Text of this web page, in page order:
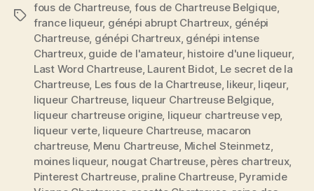
Étiquettes
fous de Chartreuse, fous de Chartreuse Belgique,
france liqueur, génépi abrupt Chartreux, génépi
Chartreuse, génépi Chartreux, génépi intense
Chartreux, guide de l'amateur, histoire d'une liqueur,
Last Word Chartreuse, Laurent Bidot, Le secret de la
Chartreuse, Les fous de la Chartreuse, likeur, liqeur,
liqueur Chartreuse, liqueur Chartreuse Belgique,
liqueur chartreuse origine, liqueur chartreuse vep,
liqueur verte, liqueure Chartreuse, macaron
chartreuse, Menu Chartreuse, Michel Steinmetz,
moines liqueur, nougat Chartreuse, pères chartreux,
Pinterest Chartreuse, praline Chartreuse, Pyramide